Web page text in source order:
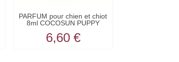
PARFUM pour chien et chiot
8ml COCOSUN PUPPY
6,60 €